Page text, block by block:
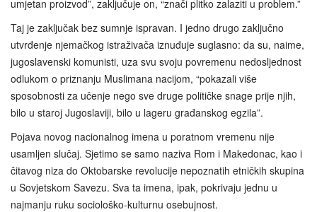
umjetan proizvod”, zaključuje on, “znači plitko zalaziti u problem.”
Taj je zaključak bez sumnje ispravan. I jedno drugo zaključno
utvrđenje njemačkog istraživača iznuđuje suglasno: da su, naime,
jugoslavenski komunisti, uza svu svoju povremenu nedosljednost
odlukom o priznanju Muslimana nacijom, “pokazali više
sposobnosti za učenje nego sve druge političke snage prije njih,
bilo u staroj Jugoslaviji, bilo u lageru građanskog egzila”.
Pojava novog nacionalnog imena u poratnom vremenu nije
usamljen slučaj. Sjetimo se samo naziva Rom i Makedonac, kao i
čitavog niza do Oktobarske revolucije nepoznatih etničkih skupina
u Sovjetskom Savezu. Sva ta imena, ipak, pokrivaju jednu u
najmanju ruku sociološko-kulturnu osebujnost.